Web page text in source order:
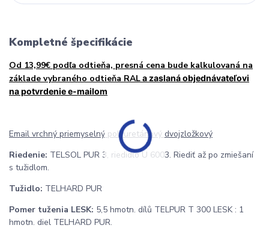
Kompletné špecifikácie
Od 13,99€ podľa odtieňa, presná cena bude kalkulovaná na
základe vybraného odtieňa RALa zaslaná objednávateľovi
na potvrdenie e-mailom
Email vrchný priemyselný polyuretánový dvojzložkový
Riedenie: TELSOL PUR 3, riedidlo U 6003. Riediť až po zmiešaní
s tužidlom.
Tužidlo: TELHARD PUR
Pomer tuženia LESK: 5,5 hmotn. dílů TELPUR T 300 LESK : 1
hmotn. diel TELHARD PUR.